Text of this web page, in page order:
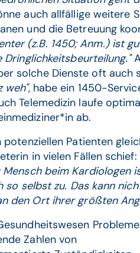
auch allfällige weitere
und die Betreuung
(z.B. 1450; Anm.) ist
solche Dienste oft auch
weh",habe ein 1450-
Telemedizin laufe
ab.
Patienten
in vielen Fällen schief:
beim Kardiologen
selbst zu. Das kann
den Ort ihrer größten
Zahlen von